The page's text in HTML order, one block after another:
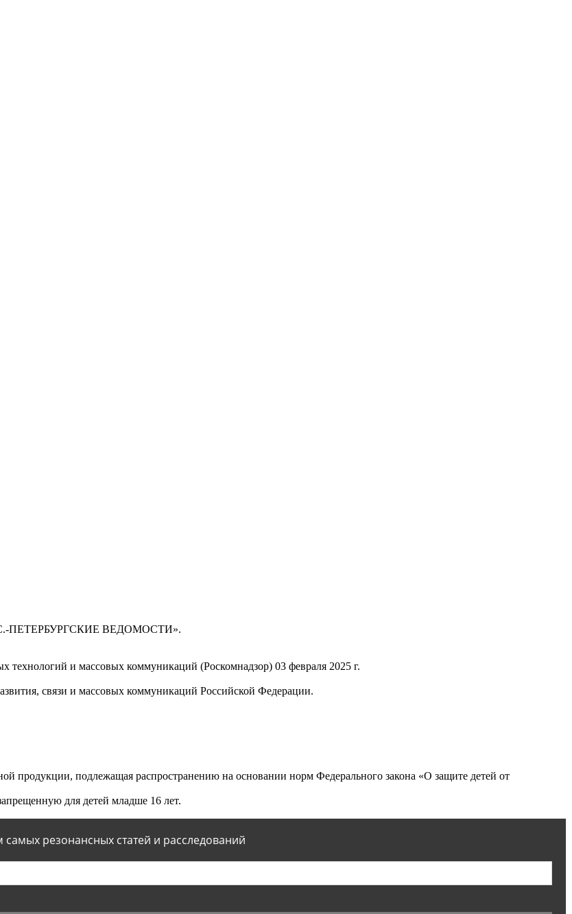
ПЕТЕРБУРГСКИЕ ВЕДОМОСТИ».
и массовых коммуникаций (Роскомнадзор) 03 февраля 2025 г.
связи и массовых коммуникаций Российской Федерации.
продукции, подлежащая распространению на основании норм Федерального закона «О защите детей от
для детей младше 16 лет.
резонансных статей и расследований